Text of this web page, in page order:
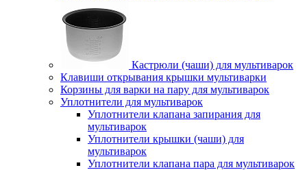
Кастрюли (чаши) для мультиварок
Клавиши открывания крышки мультиварки
Корзины для варки на пару для мультиварок
Уплотнители для мультиварок
Уплотнители клапана запирания для
мультиварок
Уплотнители крышки (чаши) для
мультиварок
Уплотнители клапана пара для мультиварок